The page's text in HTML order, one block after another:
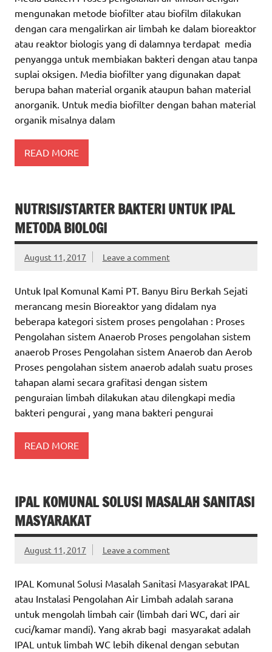
mengunakan metode biofilter atau biofilm dilakukan
dengan cara mengalirkan air limbah ke dalam bioreaktor
atau reaktor biologis yang di dalamnya terdapat media
penyangga untuk membiakan bakteri dengan atau tanpa
suplai oksigen. Media biofilter yang digunakan dapat
berupa bahan material organik ataupun bahan material
anorganik. Untuk media biofilter dengan bahan material
organik misalnya dalam
READ MORE
NUTRISI/STARTER BAKTERI UNTUK IPAL
METODA BIOLOGI
August 11, 2017 Leave a comment
Untuk Ipal Komunal Kami PT. Banyu Biru Berkah Sejati
merancang mesin Bioreaktor yang didalam nya
beberapa kategori sistem proses pengolahan : Proses
Pengolahan sistem Anaerob Proses pengolahan sistem
anaerob Proses Pengolahan sistem Anaerob dan Aerob
Proses pengolahan sistem anaerob adalah suatu proses
tahapan alami secara grafitasi dengan sistem
penguraian limbah dilakukan atau dilengkapi media
bakteri pengurai , yang mana bakteri pengurai
READ MORE
IPAL KOMUNAL SOLUSI MASALAH SANITASI
MASYARAKAT
August 11, 2017 Leave a comment
IPAL Komunal Solusi Masalah Sanitasi Masyarakat IPAL
atau Instalasi Pengolahan Air Limbah adalah sarana
untuk mengolah limbah cair (limbah dari WC, dari air
cuci/kamar mandi). Yang akrab bagi masyarakat adalah
IPAL untuk limbah WC lebih dikenal dengan sebutan